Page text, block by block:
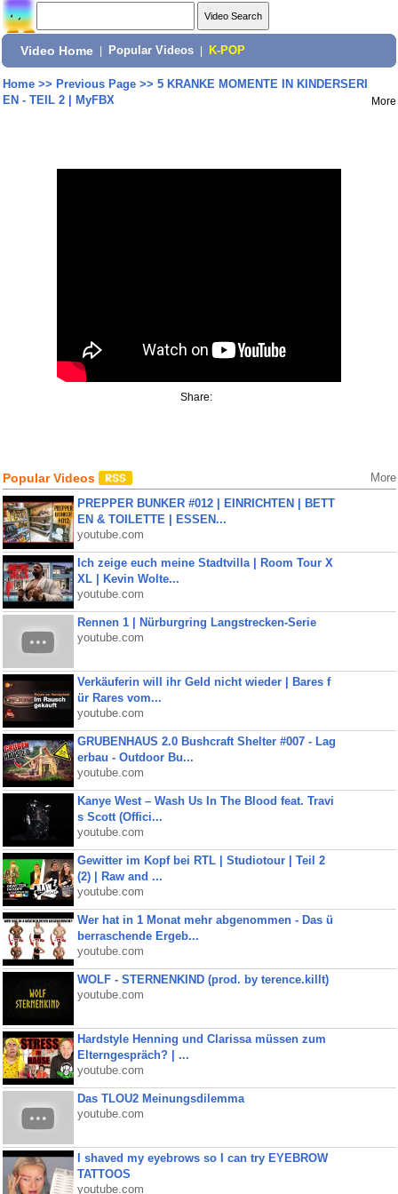
Video Home Popular Videos K-POP
Home>> Previous Page>> 5 KRANKE MOMENTE IN KINDERSERI
EN - TEIL 2 | MyFBX
More
Share:
Popular Videos More
PREPPER BUNKER #012 | EINRICHTEN | BETT
EN & TOILETTE | ESSEN...
youtube.com
Ich zeige euch meine Stadtvilla | Room Tour X
XL | Kevin Wolte...
youtube.com
Rennen 1 | Nürburgring Langstrecken-Serie
youtube.com
Verkäuferin will ihr Geld nicht wieder | Bares f
ür Rares vom...
youtube.com
GRUBENHAUS 2.0 Bushcraft Shelter #007 - Lag
erbau - Outdoor Bu...
youtube.com
Kanye West – Wash Us In The Blood feat. Travi
s Scott (Offici...
youtube.com
Gewitter im Kopf bei RTL | Studiotour | Teil 2
(2) | Raw and ...
youtube.com
Wer hat in 1 Monat mehr abgenommen - Das ü
berraschende Ergeb...
youtube.com
WOLF - STERNENKIND (prod. by terence.killt)
youtube.com
Hardstyle Henning und Clarissa müssen zum
Elterngespräch? | ...
youtube.com
Das TLOU2 Meinungsdilemma
youtube.com
I shaved my eyebrows so I can try EYEBROW
TATTOOS
youtube.com